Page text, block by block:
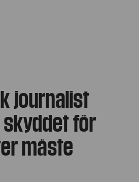
journalist
skyddet för
måste